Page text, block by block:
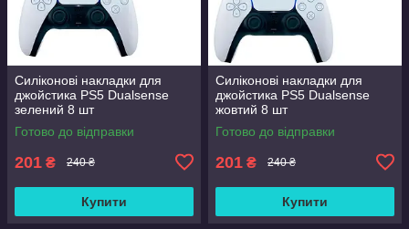
Силіконові накладки для
джойстика PS5 Dualsense
зелений 8 шт
Готово до відправки
201 ₴ 240 ₴
Купити
Силіконові накладки для
джойстика PS5 Dualsense
жовтий 8 шт
Готово до відправки
201 ₴ 240 ₴
Купити